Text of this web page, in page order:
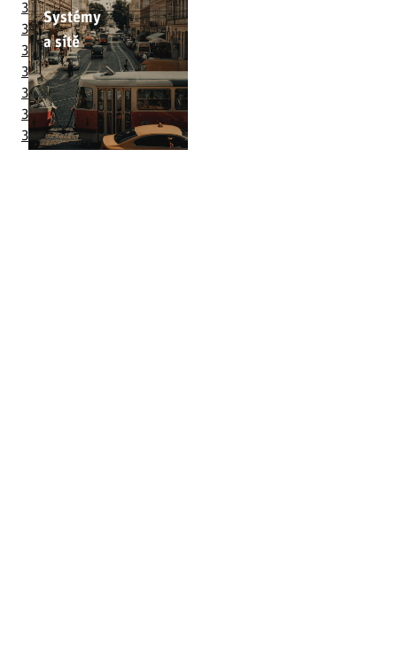
Systémy
a sítě
3.1Silniční doprava
3.2Veřejná doprava
3.3 Železniční doprava
3.4Pěší mobilita
3.5Cyklistická doprava
3.6Letecká doprava
3.7
Vodní doprava